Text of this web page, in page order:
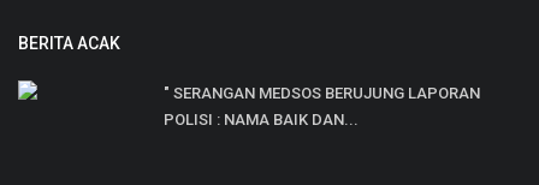
BERITA ACAK
" SERANGAN MEDSOS BERUJUNG LAPORAN
POLISI : NAMA BAIK DAN...